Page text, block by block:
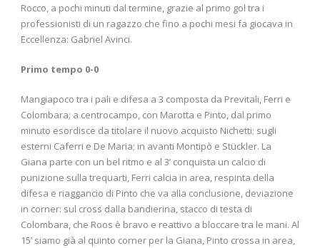
Rocco, a pochi minuti dal termine, grazie al primo gol tra i
professionisti di un ragazzo che fino a pochi mesi fa giocava in
Eccellenza: Gabriel Avinci.
Primo tempo 0-0
Mangiapoco tra i pali e difesa a 3 composta da Previtali, Ferri e
Colombara; a centrocampo, con Marotta e Pinto, dal primo
minuto esordisce da titolare il nuovo acquisto Nichetti; sugli
esterni Caferri e De Maria; in avanti Montipò e Stückler. La
Giana parte con un bel ritmo e al 3’ conquista un calcio di
punizione sulla trequarti, Ferri calcia in area, respinta della
difesa e riaggancio di Pinto che va alla conclusione, deviazione
in corner: sul cross dalla bandierina, stacco di testa di
Colombara, che Roos è bravo e reattivo a bloccare tra le mani. Al
15’ siamo già al quinto corner per la Giana, Pinto crossa in area,